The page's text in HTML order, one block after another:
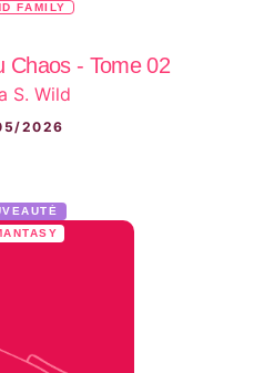
FAMILY
Chaos - Tome 02
S. Wild
2026